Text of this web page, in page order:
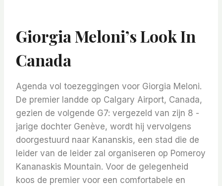
Giorgia Meloni’s Look In
Canada
Agenda vol toezeggingen voor Giorgia Meloni.
De premier landde op Calgary Airport, Canada,
gezien de volgende G7: vergezeld van zijn 8 -
jarige dochter Genève, wordt hij vervolgens
doorgestuurd naar Kananskis, een stad die de
leider van de leider zal organiseren op Pomeroy
Kananaskis Mountain. Voor de gelegenheid
koos de premier voor een comfortabele en